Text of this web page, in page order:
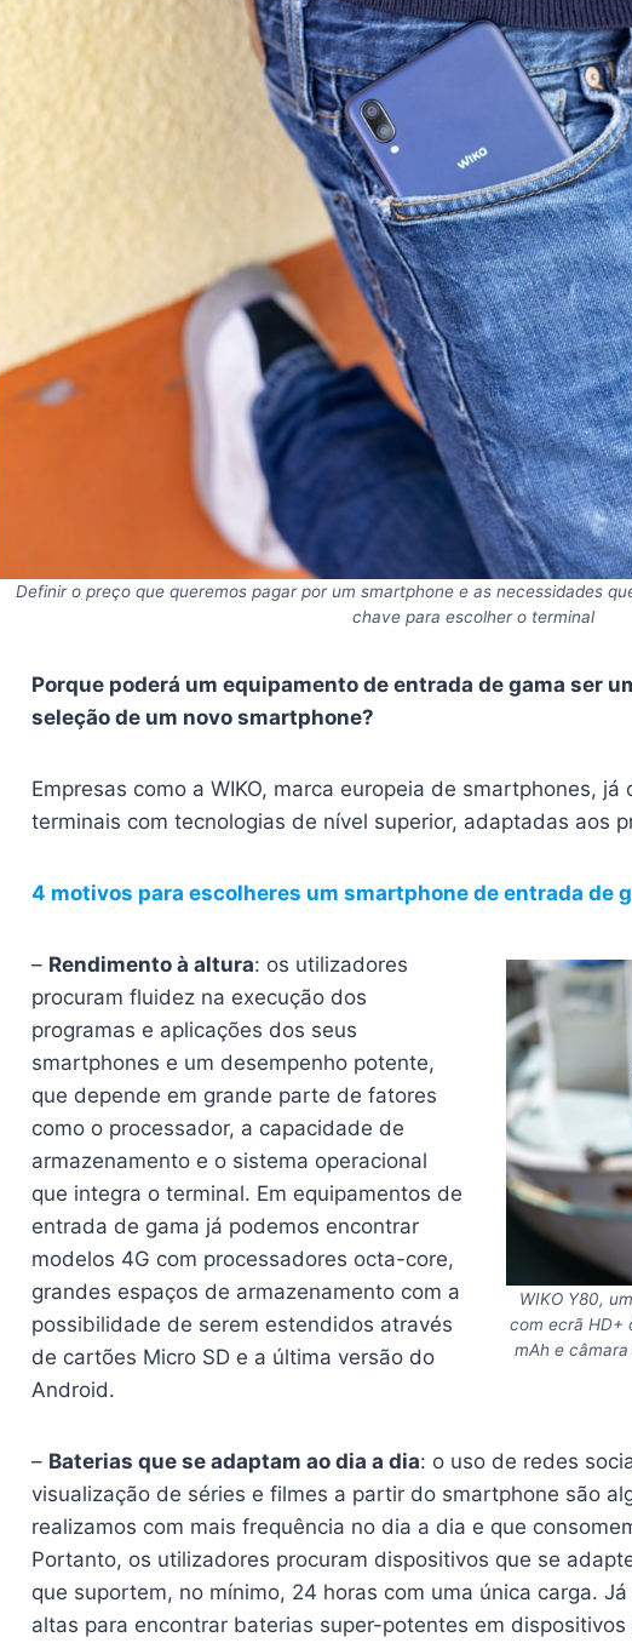
Definir o preço que queremos pagar por um smartphone e as necessidades
chave para escolher o terminal
Porque poderá um equipamento de entrada de gama ser
seleção de um novo smartphone?
Empresas como a WIKO, marca europeia de smartphones,
terminais com tecnologias de nível superior, adaptadas aos
4 motivos para escolheres um smartphone de entrada de
WIKO Y80,
com ecrã HD+
mAh e
– Rendimento à altura: os utilizadores
procuram fluidez na execução dos
programas e aplicações dos seus
smartphones e um desempenho potente,
que depende em grande parte de fatores
como o processador, a capacidade de
armazenamento e o sistema operacional
que integra o terminal. Em equipamentos de
entrada de gama já podemos encontrar
modelos 4G com processadores octa-core,
grandes espaços de armazenamento com a
possibilidade de serem estendidos através
de cartões Micro SD e a última versão do
Android.
– Baterias que se adaptam ao dia a dia: o uso de redes
visualização de séries e filmes a partir do smartphone são
realizamos com mais frequência no dia a dia e que
Portanto, os utilizadores procuram dispositivos que se
que suportem, no mínimo, 24 horas com uma única carga.
altas para encontrar baterias super-potentes em dispositivos